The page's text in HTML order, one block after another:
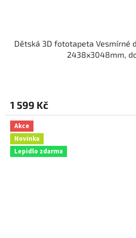
Dětská 3D fototapeta Vesmírné
2438x3048mm,
1 599 Kč
Akce
Novinka
Lepidlo zdarma